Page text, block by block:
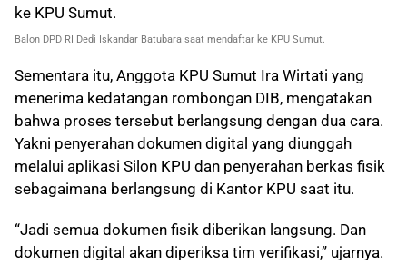
Balon DPD RI Dedi Iskandar Batubara saat mendaftar ke KPU Sumut.
Sementara itu, Anggota KPU Sumut Ira Wirtati yang
menerima kedatangan rombongan DIB, mengatakan
bahwa proses tersebut berlangsung dengan dua cara.
Yakni penyerahan dokumen digital yang diunggah
melalui aplikasi Silon KPU dan penyerahan berkas fisik
sebagaimana berlangsung di Kantor KPU saat itu.
“Jadi semua dokumen fisik diberikan langsung. Dan
dokumen digital akan diperiksa tim verifikasi,” ujarnya.